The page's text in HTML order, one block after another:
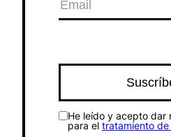
He leído y acepto dar
para el tratamiento